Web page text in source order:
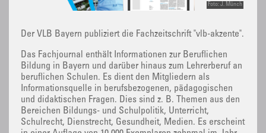
Foto: J. Münch
Der VLB Bayern publiziert die Fachzeitschrift "vlb-akzente".
Das Fachjournal enthält Informationen zur Beruflichen
Bildung in Bayern und darüber hinaus zum Lehrerberuf an
beruflichen Schulen. Es dient den Mitgliedern als
Informationsquelle in berufsbezogenen, pädagogischen
und didaktischen Fragen. Dies sind z. B. Themen aus den
Bereichen Bildungs- und Schulpolitik, Unterricht,
Schulrecht, Dienstrecht, Gesundheit, Medien. Es erscheint